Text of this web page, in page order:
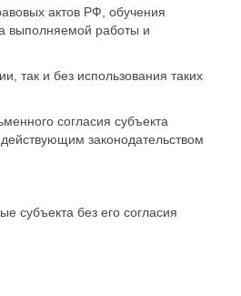
актов РФ, обучения
выполняемой работы и
так и без использования таких
согласия субъекта
законодательством
субъекта без его согласия